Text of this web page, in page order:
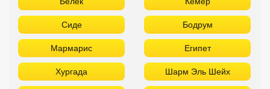
Сиде Бодрум
Мармарис Египет
Хургада Шарм Эль Шейх